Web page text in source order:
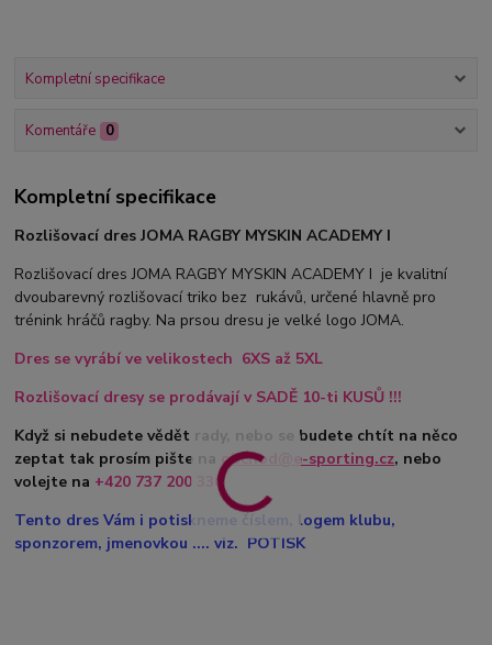
Kompletní specifikace
Komentáře 0
Kompletní specifikace
Rozlišovací dres JOMA RAGBY MYSKIN ACADEMY I
Rozlišovací dres JOMA RAGBY MYSKIN ACADEMY I je kvalitní
dvoubarevný rozlišovací triko bez rukávů, určené hlavně pro
trénink hráčů ragby. Na prsou dresu je velké logo JOMA.
Dres se vyrábí ve velikostech 6XS až 5XL
Rozlišovací dresy se prodávají v SADĚ 10-ti KUSŮ !!!
Když si nebudete vědět rady, nebo se budete chtít na něco
zeptat tak prosím pište na obchod@e-sporting.cz, nebo
volejte na +420 737 200 336
Tento dres Vám i potiskneme číslem, logem klubu,
sponzorem, jmenovkou .... viz. POTISK